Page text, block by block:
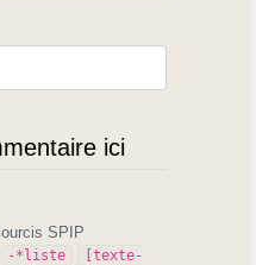
ici
SPIP
-*liste
[texte-